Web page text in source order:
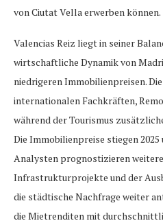
von Ciutat Vella erwerben können.
Valencias Reiz liegt in seiner
wirtschaftliche Dynamik von
niedrigeren Immobilienpreisen.
internationalen Fachkräften,
während der Tourismus
Die Immobilienpreise stiegen 2025
Analysten prognostizieren
Infrastrukturprojekte und der
die städtische Nachfrage weiter
die Mietrenditen mit